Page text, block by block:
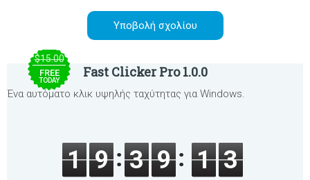
$15.00
FREE
TODAY
Fast Clicker Pro 1.0.0
Ένα αυτόματο κλικ υψηλής ταχύτητας για Windows.
1 9 3 9 1 3